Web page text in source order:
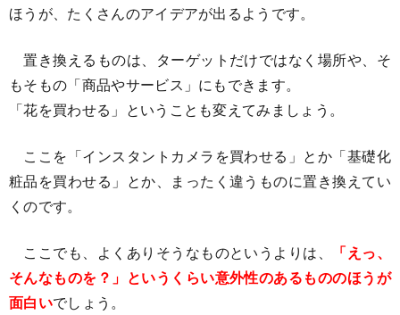
ほうが、たくさんのアイデアが出るようです。
置き換えるものは、ターゲットだけではなく場所や、そ
もそもの「商品やサービス」にもできます。
「花を買わせる」ということも変えてみましょう。
ここを「インスタントカメラを買わせる」とか「基礎化
粧品を買わせる」とか、まったく違うものに置き換えてい
くのです。
ここでも、よくありそうなものというよりは、
「えっ、
そんなものを？」というくらい意外性のあるもののほうが
面白いでしょう。